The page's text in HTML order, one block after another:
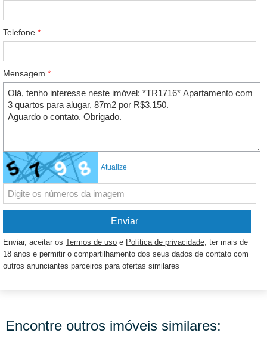
Telefone *
Mensagem *
Atualize
Enviar, aceitar os Termos de uso e Política de privacidade, ter mais de
18 anos e permitir o compartilhamento dos seus dados de contato com
outros anunciantes parceiros para ofertas similares
Encontre outros imóveis similares: